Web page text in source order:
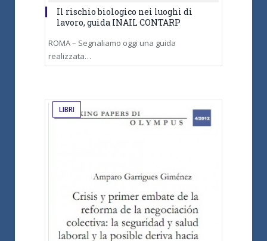
Il rischio biologico nei luoghi di
lavoro, guida INAIL CONTARP
ROMA – Segnaliamo oggi una guida
realizzata…
LIBRI